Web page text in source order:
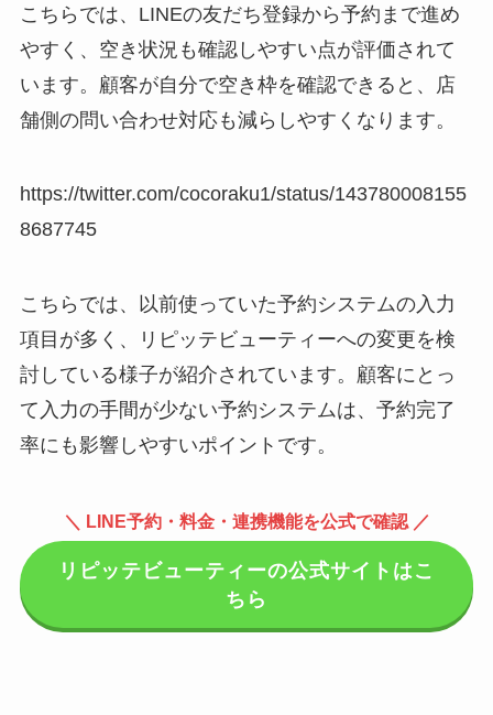
こちらでは、LINEの友だち登録から予約まで進め
やすく、空き状況も確認しやすい点が評価されて
います。顧客が自分で空き枠を確認できると、店
舗側の問い合わせ対応も減らしやすくなります。
https://twitter.com/cocoraku1/status/143780008155
8687745
こちらでは、以前使っていた予約システムの入力
項目が多く、リピッテビューティーへの変更を検
討している様子が紹介されています。顧客にとっ
て入力の手間が少ない予約システムは、予約完了
率にも影響しやすいポイントです。
＼ LINE予約・料金・連携機能を公式で確認 ／
リピッテビューティーの公式サイトはこ
ちら